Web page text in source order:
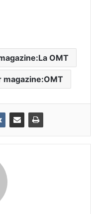
OMT